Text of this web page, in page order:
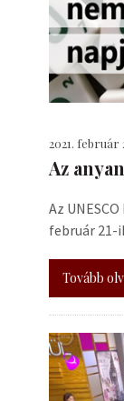
2021. február
Az
Az
február 21-
Tovább